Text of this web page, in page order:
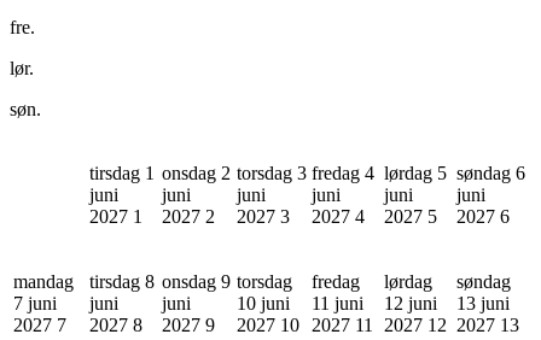
fre.
lør.
søn.
tirsdag 1
juni
2027 1
onsdag 2
juni
2027 2
torsdag 3
juni
2027 3
fredag 4
juni
2027 4
lørdag 5
juni
2027 5
søndag 6
juni
2027 6
mandag
7 juni
2027 7
tirsdag 8
juni
2027 8
onsdag 9
juni
2027 9
torsdag
10 juni
2027 10
fredag
11 juni
2027 11
lørdag
12 juni
2027 12
søndag
13 juni
2027 13